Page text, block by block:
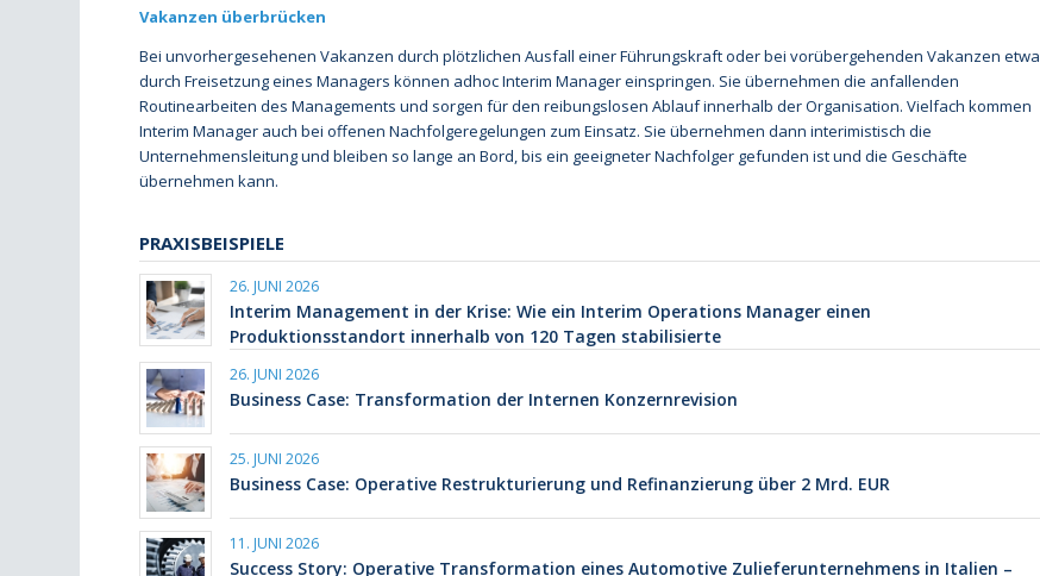
Vakanzen überbrücken
Bei unvorhergesehenen Vakanzen durch plötzlichen Ausfall einer Führungskraft oder bei vorübergehenden Vakanzen etwa
durch Freisetzung eines Managers können adhoc Interim Manager einspringen. Sie übernehmen die anfallenden
Routinearbeiten des Managements und sorgen für den reibungslosen Ablauf innerhalb der Organisation. Vielfach kommen
Interim Manager auch bei offenen Nachfolgeregelungen zum Einsatz. Sie übernehmen dann interimistisch die
Unternehmensleitung und bleiben so lange an Bord, bis ein geeigneter Nachfolger gefunden ist und die Geschäfte
übernehmen kann.
PRAXISBEISPIELE
26. JUNI 2026
Interim Management in der Krise: Wie ein Interim Operations Manager einen
Produktionsstandort innerhalb von 120 Tagen stabilisierte
26. JUNI 2026
Business Case: Transformation der Internen Konzernrevision
25. JUNI 2026
Business Case: Operative Restrukturierung und Refinanzierung über 2 Mrd. EUR
11. JUNI 2026
Success Story: Operative Transformation eines Automotive Zulieferunternehmens in Italien –